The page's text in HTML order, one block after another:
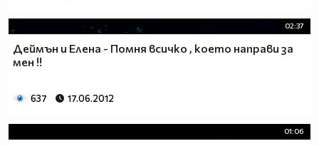
02:37
Деймън и Елена - Помня всичко , което направи за
мен !!
637 17.06.2012
01:06